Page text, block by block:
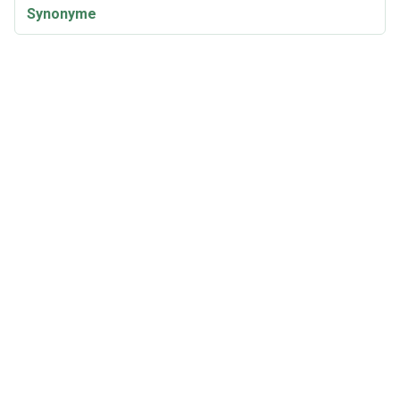
Synonyme